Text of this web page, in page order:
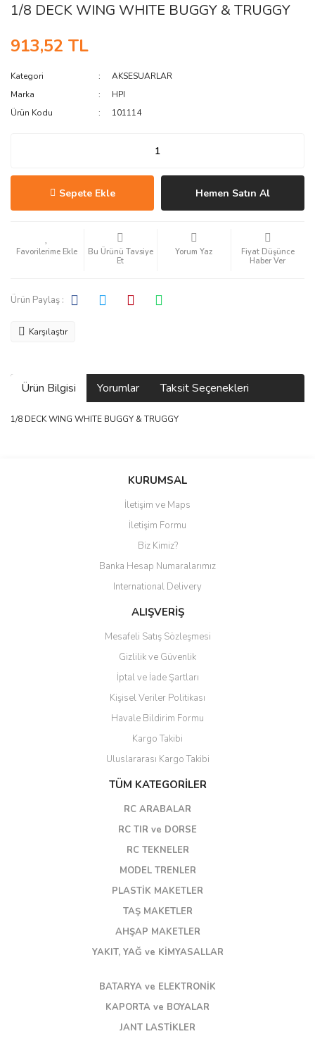
1/8 DECK WING WHITE BUGGY & TRUGGY
913,52 TL
Kategori
AKSESUARLAR
Marka
HPI
Ürün Kodu
101114
Sepete Ekle Hemen Satın Al
Bu Ürünü Tavsiye
Et
Yorum Yaz
Fiyat Düşünce
Haber Ver
Ürün Paylaş :
Karşılaştır
Ürün Bilgisi Yorumlar Taksit Seçenekleri
1/8 DECK WING WHITE BUGGY & TRUGGY
Bu ürüne ilk yorumu siz yapın!
Yorum Yaz
KURUMSAL
İletişim ve Maps
İletişim Formu
Biz Kimiz?
Banka Hesap Numaralarımız
International Delivery
ALIŞVERİŞ
Mesafeli Satış Sözleşmesi
Gizlilik ve Güvenlik
İptal ve İade Şartları
Kişisel Veriler Politikası
Havale Bildirim Formu
Kargo Takibi
Uluslararası Kargo Takibi
TÜM KATEGORİLER
RC ARABALAR
RC TIR ve DORSE
RC TEKNELER
MODEL TRENLER
PLASTİK MAKETLER
TAŞ MAKETLER
AHŞAP MAKETLER
YAKIT, YAĞ ve KİMYASALLAR
BATARYA ve ELEKTRONİK
KAPORTA ve BOYALAR
JANT LASTİKLER